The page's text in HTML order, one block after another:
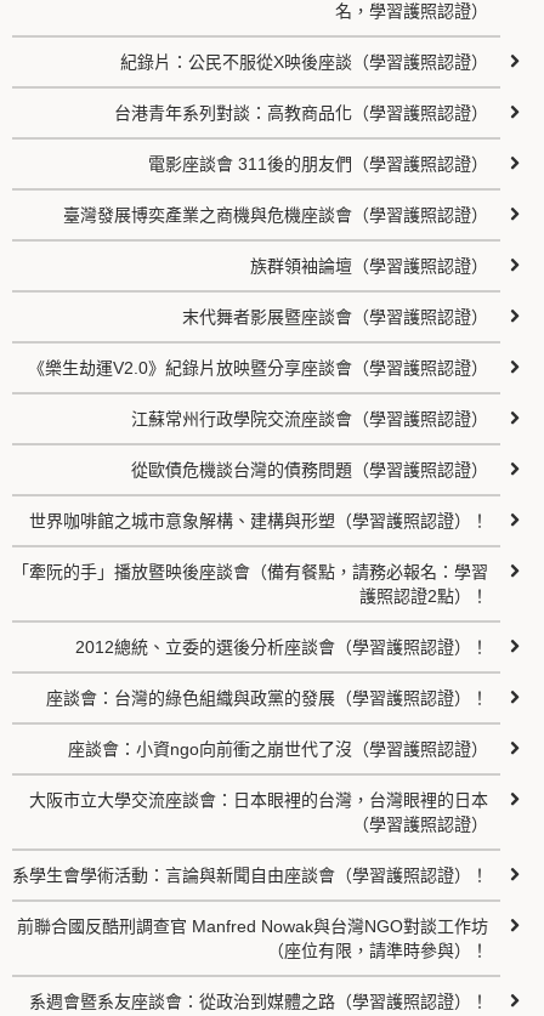
名，學習護照認證）
紀錄片：公民不服從X映後座談（學習護照認證）
台港青年系列對談：高教商品化（學習護照認證）
電影座談會 311後的朋友們（學習護照認證）
臺灣發展博奕產業之商機與危機座談會（學習護照認證）
族群領袖論壇（學習護照認證）
末代舞者影展暨座談會（學習護照認證）
《樂生劫運V2.0》紀錄片放映暨分享座談會（學習護照認證）
江蘇常州行政學院交流座談會（學習護照認證）
從歐債危機談台灣的債務問題（學習護照認證）
世界咖啡館之城市意象解構、建構與形塑（學習護照認證）！
「牽阮的手」播放暨映後座談會（備有餐點，請務必報名：學習
護照認證2點）！
2012總統、立委的選後分析座談會（學習護照認證）！
座談會：台灣的綠色組織與政黨的發展（學習護照認證）！
座談會：小資ngo向前衝之崩世代了沒（學習護照認證）
大阪市立大學交流座談會：日本眼裡的台灣，台灣眼裡的日本
（學習護照認證）
系學生會學術活動：言論與新聞自由座談會（學習護照認證）！
前聯合國反酷刑調查官 Manfred Nowak與台灣NGO對談工作坊
（座位有限，請準時參與）！
系週會暨系友座談會：從政治到媒體之路（學習護照認證）！